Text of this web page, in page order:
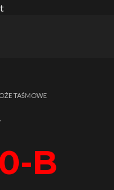
TAŚMOWE
B